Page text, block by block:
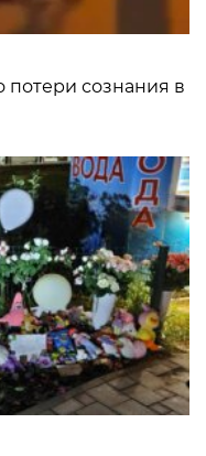
потери сознания в